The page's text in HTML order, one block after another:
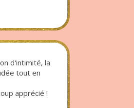
d'intimité, la
tout en
apprécié !